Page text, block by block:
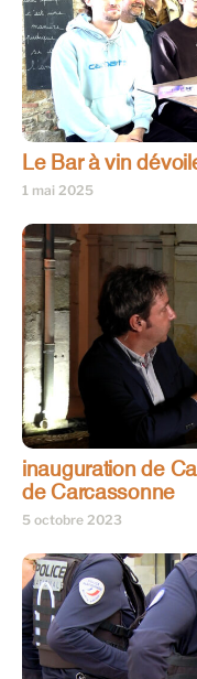
Le Bar à vin
1 mai 2025
inauguration de
de Carcassonne
5 octobre 2023